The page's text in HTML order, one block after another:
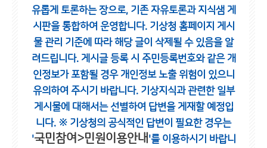
유롭게 토론하는 장으로, 기존 자유토론과 지식샘 게
시판을 통합하여 운영합니다. 기상청 홈페이지 게시
물 관리 기준에 따라 해당 글이 삭제될 수 있음을 알
려드립니다. 게시글 등록 시 주민등록번호와 같은 개
인정보가 포함될 경우 개인정보 노출 위험이 있으니
유의하여 주시기 바랍니다. 기상지식과 관련한 일부
게시물에 대해서는 선별하여 답변을 게재할 예정입
니다. ※ 기상청의 공식적인 답변이 필요한 경우는
'국민참여>민원이용안내 '를 이용하시기 바랍니